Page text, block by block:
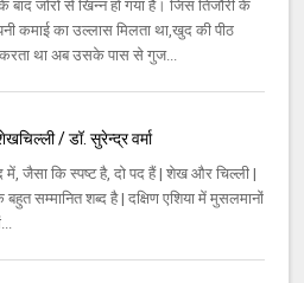
बाद जोरो से खिन्न हो गया है। जिस तिजौरी के
कमाई का उल्लास मिलता था,खुद की पीठ
करता था अब उसके पास से गुज...
/ डॉ. सुरेन्द्र वर्मा
में, जैसा कि स्पष्ट है, दो पद हैं | शेख और चिल्ली |
सम्मानित शब्द है | दक्षिण एशिया में मुसलमानों